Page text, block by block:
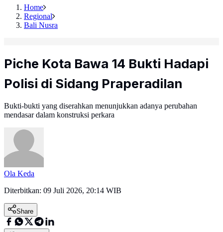
Home
Regional
Bali Nusra
Piche Kota Bawa 14 Bukti Hadapi
Polisi di Sidang Praperadilan
Bukti-bukti yang diserahkan menunjukkan adanya perubahan
mendasar dalam konstruksi perkara
Ola Keda
Diterbitkan: 09 Juli 2026, 20:14 WIB
Share